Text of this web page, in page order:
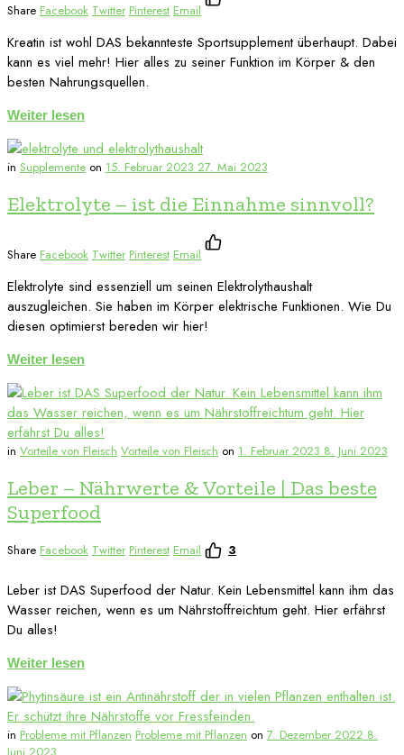
Share Facebook Twitter Pinterest Email
Kreatin ist wohl DAS bekannteste Sportsupplement überhaupt. Dabei
kann es viel mehr! Hier alles zu seiner Funktion im Körper & den
besten Nahrungsquellen.
Weiter lesen
in Supplemente on 15. Februar 2023 27. Mai 2023
Elektrolyte – ist die Einnahme sinnvoll?
Share Facebook Twitter Pinterest Email
Elektrolyte sind essenziell um seinen Elektrolythaushalt
auszugleichen. Sie haben im Körper elektrische Funktionen. Wie Du
diesen optimierst bereden wir hier!
Weiter lesen
in Vorteile von Fleisch Vorteile von Fleisch on 1. Februar 2023 8. Juni 2023
Leber – Nährwerte & Vorteile | Das beste
Superfood
Share Facebook Twitter Pinterest Email 3
Leber ist DAS Superfood der Natur. Kein Lebensmittel kann ihm das
Wasser reichen, wenn es um Nährstoffreichtum geht. Hier erfährst
Du alles!
Weiter lesen
in Probleme mit Pflanzen Probleme mit Pflanzen on 7. Dezember 2022 8.